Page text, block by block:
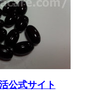
公式サイト